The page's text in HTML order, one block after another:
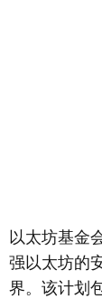
以太坊基金
强以太坊的
界。该计划